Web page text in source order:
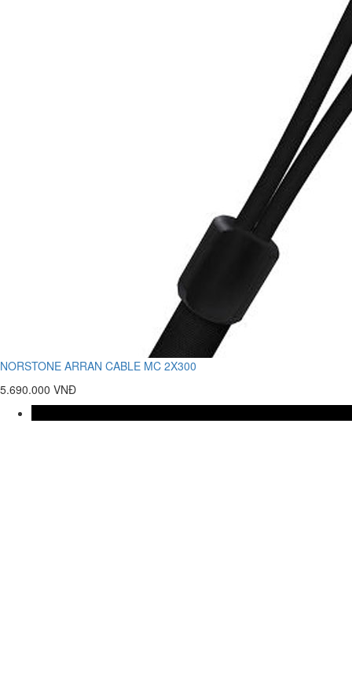
NORSTONE ARRAN CABLE MC 2X300
5.690.000 VNĐ